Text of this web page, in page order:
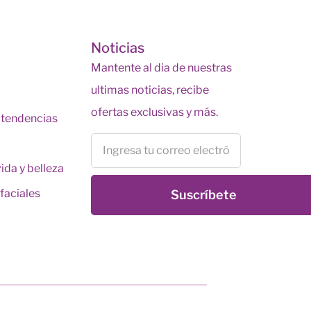
y belleza
Noticias
Mantente al dia de nuestras
ultimas noticias, recibe
ofertas exclusivas y más.
Suscríbete